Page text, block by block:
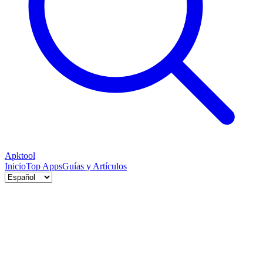
Apktool
InicioTop AppsGuías y Artículos